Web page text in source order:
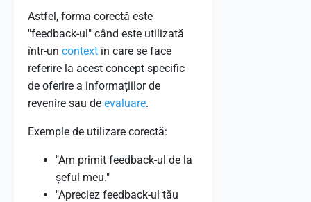
Astfel, forma corectă este
"feedback-ul" când este utilizată
într-un contextîn care se face
referire la acest concept specific
de oferire a informațiilor de
revenire sau de evaluare.
Exemple de utilizare corectă:
"Am primit feedback-ul de la
șeful meu."
"Apreciez feedback-ul tău